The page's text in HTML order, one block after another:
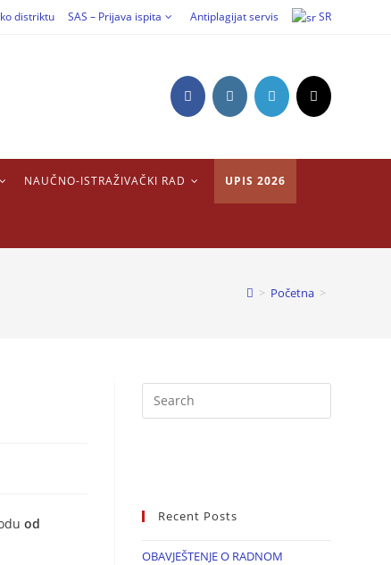
distriktu SAS – Prijava ispita Antiplagijat servis SR
NAUČNO-ISTRAŽIVAČKI RAD UPIS 2026
> Početna >
od
Recent Posts
OBAVJEŠTENJE O RADNOM